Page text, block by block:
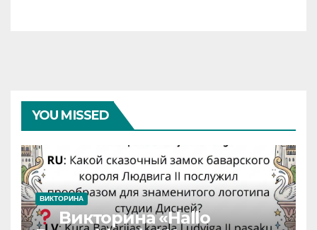
YOU MISSED
ВИКТОРИНА
Викторина «Hallo